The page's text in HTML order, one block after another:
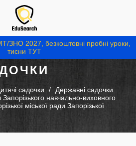
ЗНО 2027, безкоштовні пробні уроки,
тисни ТУТ
садочки
Державні садочки
Запорізького навчально-виховного
міської ради Запорізької